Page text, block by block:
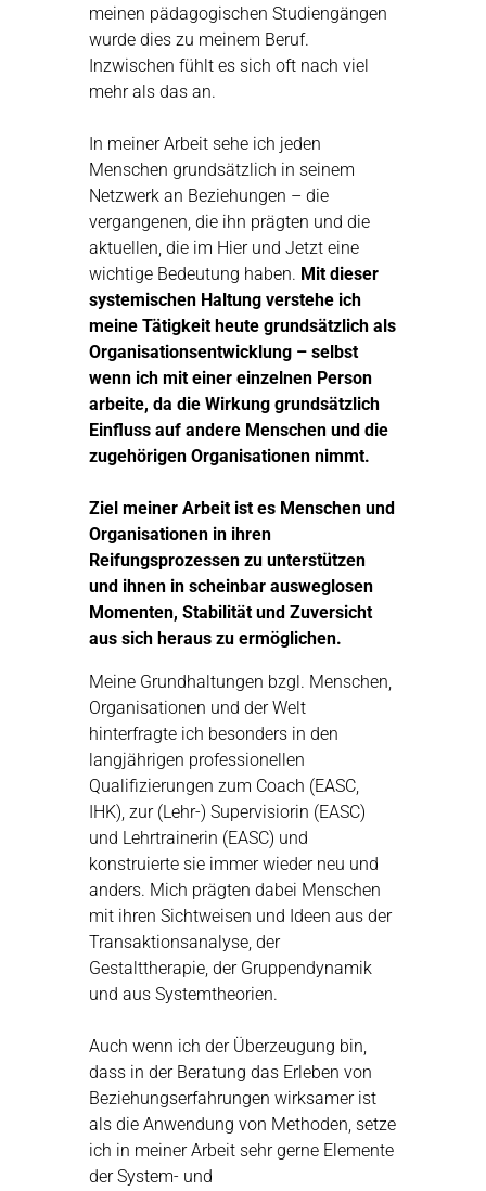
meinen pädagogischen Studiengängen
wurde dies zu meinem Beruf.
Inzwischen fühlt es sich oft nach viel
mehr als das an.
In meiner Arbeit sehe ich jeden
Menschen grundsätzlich in seinem
Netzwerk an Beziehungen – die
vergangenen, die ihn prägten und die
aktuellen, die im Hier und Jetzt eine
wichtige Bedeutung haben. Mit dieser
systemischen Haltung verstehe ich
meine Tätigkeit heute grundsätzlich als
Organisationsentwicklung – selbst
wenn ich mit einer einzelnen Person
arbeite, da die Wirkung grundsätzlich
Einfluss auf andere Menschen und die
zugehörigen Organisationen nimmt.
Ziel meiner Arbeit ist es Menschen und
Organisationen in ihren
Reifungsprozessen zu unterstützen
und ihnen in scheinbar ausweglosen
Momenten, Stabilität und Zuversicht
aus sich heraus zu ermöglichen.
Meine Grundhaltungen bzgl. Menschen,
Organisationen und der Welt
hinterfragte ich besonders in den
langjährigen professionellen
Qualifizierungen zum Coach (EASC,
IHK), zur (Lehr-) Supervisiorin (EASC)
und Lehrtrainerin (EASC) und
konstruierte sie immer wieder neu und
anders. Mich prägten dabei Menschen
mit ihren Sichtweisen und Ideen aus der
Transaktionsanalyse, der
Gestalttherapie, der Gruppendynamik
und aus Systemtheorien.
Auch wenn ich der Überzeugung bin,
dass in der Beratung das Erleben von
Beziehungserfahrungen wirksamer ist
als die Anwendung von Methoden, setze
ich in meiner Arbeit sehr gerne Elemente
der System- und